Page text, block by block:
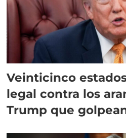
Veinticinco
legal contra los
Trump que